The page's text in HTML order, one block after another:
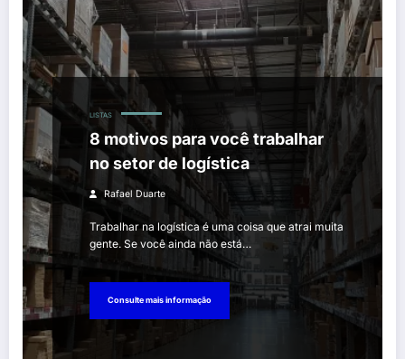
LISTAS
8 motivos para você trabalhar
no setor de logística
Rafael Duarte
Trabalhar na logística é uma coisa que atrai muita
gente. Se você ainda não está…
Consulte mais informação